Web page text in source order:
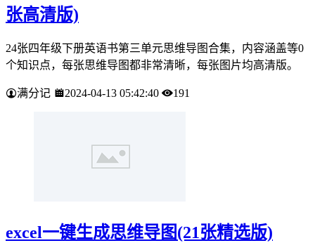
张高清版)
24张四年级下册英语书第三单元思维导图合集，内容涵盖等0
个知识点，每张思维导图都非常清晰，每张图片均高清版。
满分记 2024-04-13 05:42:40 191
excel一键生成思维导图(21张精选版)